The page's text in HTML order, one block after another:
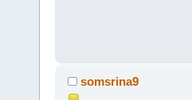
somsrina9